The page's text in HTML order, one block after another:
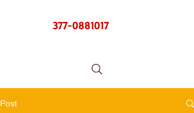
377-0881017
Post